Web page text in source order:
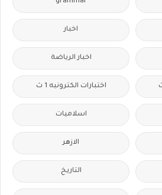
grammar
اخبار
اخبار الرياضة
اختبارات الكترونيه 1 ث
اسلاميات
الازهر
التاريخ